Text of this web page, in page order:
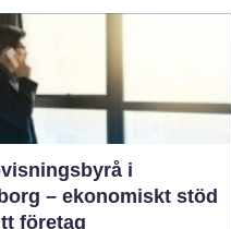
i
– ekonomiskt stöd
företag